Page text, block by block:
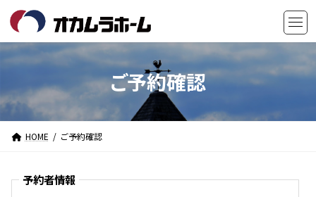
テ
へ
ス
キ
ゲ
ョ
ン
に
ご予約確認
HOME ご予約確認
予約者情報